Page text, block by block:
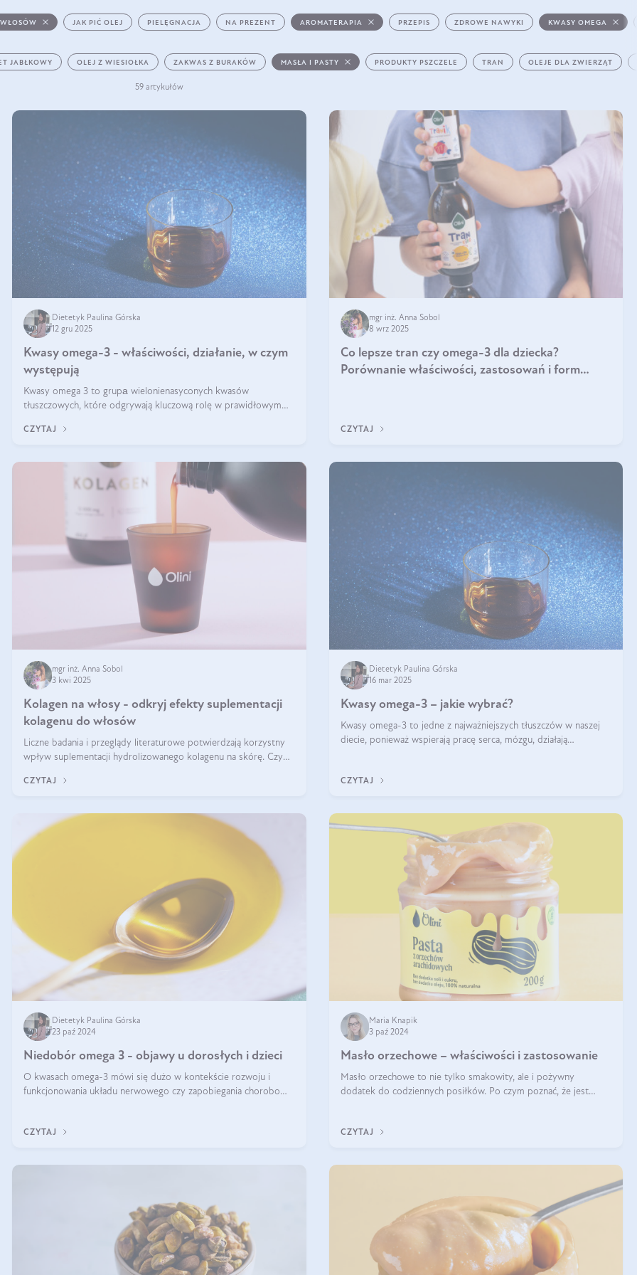
JAK PIĆ OLEJ PIELĘGNACJA NA PREZENT AROMATERAPIA PRZEPIS ZDROWE NAWYKI KWASY OMEGA
JABŁKOWY OLEJ Z WIESIOŁKA ZAKWAS Z BURAKÓW MASŁA I PASTY PRODUKTY PSZCZELE TRAN OLEJE DLA ZWIERZĄT
59 artykułów
Dietetyk Paulina Górska
12 gru 2025
Kwasy omega-3 - właściwości, działanie, w czym
występują
Kwasy omega 3 to grupа wielonienasyconych kwasów
tłuszczowych, które odgrywają kluczową rolę w prawidłowym
układu odpornościowego.
CZYTAJ
mgr inż. Anna Sobol
8 wrz 2025
Co lepsze tran czy omega-3 dla dziecka?
Porównanie właściwości, zastosowań i form
CZYTAJ
mgr inż. Anna Sobol
3 kwi 2025
Kolagen na włosy - odkryj efekty suplementacji
kolagenu do włosów
Liczne badania i przeglądy literaturowe potwierdzają korzystny
wpływ suplementacji hydrolizowanego kolagenu na skórę. Czy
CZYTAJ
Dietetyk Paulina Górska
16 mar 2025
Kwasy omega-3 – jakie wybrać?
Kwasy omega-3 to jedne z najważniejszych tłuszczów w naszej
diecie, ponieważ wspierają pracę serca, mózgu, działają
CZYTAJ
Dietetyk Paulina Górska
23 paź 2024
Niedobór omega 3 - objawy u dorosłych i dzieci
O kwasach omega-3 mówi się dużo w kontekście rozwoju i
funkcjonowania układu nerwowego czy zapobiegania chorobom
CZYTAJ
Maria Knapik
3 paź 2024
Masło orzechowe – właściwości i zastosowanie
Masło orzechowe to nie tylko smakowity, ale i pożywny
dodatek do codziennych posiłków. Po czym poznać, że jest
CZYTAJ